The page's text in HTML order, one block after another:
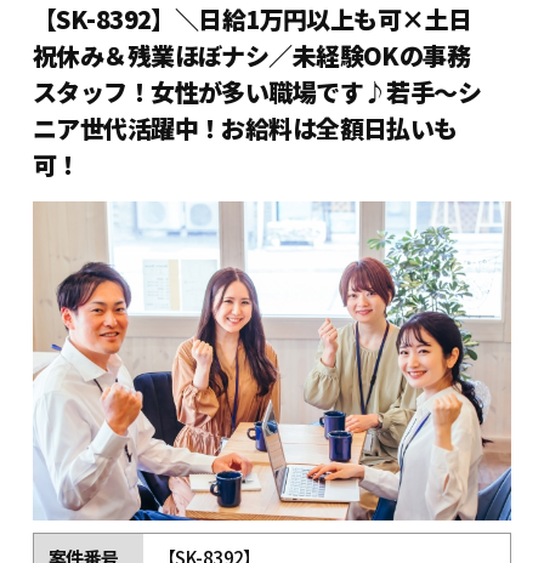
【SK-8392】＼日給1万円以上も可×土日
祝休み＆残業ほぼナシ／未経験OKの事務
スタッフ！女性が多い職場です♪若手～シ
ニア世代活躍中！お給料は全額日払いも
可！
案件番号 【SK-8392】